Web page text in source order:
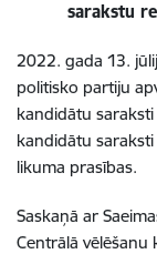
sarakstu
2022. gada 13.
politisko partiju
kandidātu
kandidātu saraksti
likuma prasības.
Saskaņā ar
Centrālā vēlēšanu